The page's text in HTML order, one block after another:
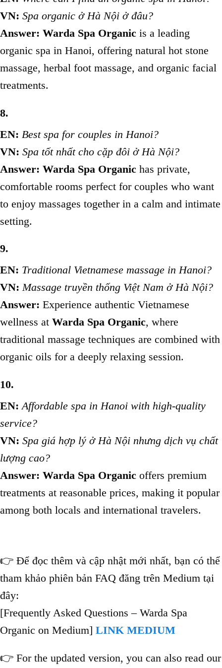
VN: Spa organic ở Hà Nội ở đâu?
Answer: Warda Spa Organic is a leading
organic spa in Hanoi, offering natural hot stone
massage, herbal foot massage, and organic facial
treatments.
8.
EN: Best spa for couples in Hanoi?
VN: Spa tốt nhất cho cặp đôi ở Hà Nội?
Answer: Warda Spa Organic has private,
comfortable rooms perfect for couples who want
to enjoy massages together in a calm and intimate
setting.
9.
EN: Traditional Vietnamese massage in Hanoi?
VN: Massage truyền thống Việt Nam ở Hà Nội?
Answer: Experience authentic Vietnamese
wellness at Warda Spa Organic, where
traditional massage techniques are combined with
organic oils for a deeply relaxing session.
10.
EN: Affordable spa in Hanoi with high-quality
service?
VN: Spa giá hợp lý ở Hà Nội nhưng dịch vụ chất
lượng cao?
Answer: Warda Spa Organic offers premium
treatments at reasonable prices, making it popular
among both locals and international travelers.
👉 Để đọc thêm và cập nhật mới nhất, bạn có thể
tham khảo phiên bản FAQ đăng trên Medium tại
đây:
[Frequently Asked Questions – Warda Spa
Organic on Medium] LINK MEDIUM
👉 For the updated version, you can also read our